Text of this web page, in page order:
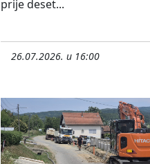
prije deset...
26.07.2026. u 16:00